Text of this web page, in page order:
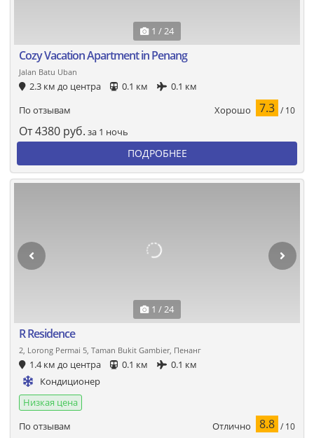
1 / 24
Cozy Vacation Apartment in Penang
Jalan Batu Uban
2.3 км до центра 0.1 км
0.1 км
По отзывам
Хорошо 7.3 / 10
От4380 руб. за 1 ночь
ПОДРОБНЕЕ
1 / 24
R Residence
2, Lorong Permai 5, Taman Bukit Gambier, Пенанг
1.4 км до центра 0.1 км
0.1 км
Кондиционер
Низкая цена
По отзывам
Отлично 8.8 / 10